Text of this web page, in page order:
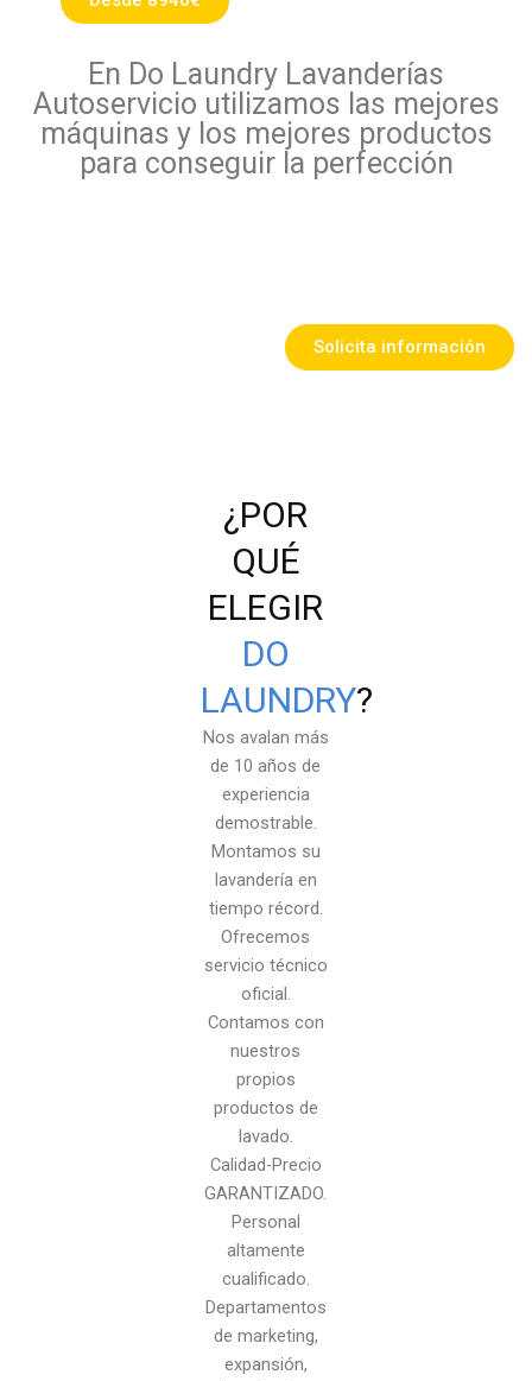
En Do Laundry Lavanderías
Autoservicio utilizamos las mejores
máquinas y los mejores productos
para conseguir la perfección
Solicita información
¿POR
QUÉ
ELEGIR
DO
LAUNDRY?
Nos avalan más
de 10 años de
experiencia
demostrable.
Montamos su
lavandería en
tiempo récord.
Ofrecemos
servicio técnico
oficial.
Contamos con
nuestros
propios
productos de
lavado.
Calidad-Precio
GARANTIZADO.
Personal
altamente
cualificado.
Departamentos
de marketing,
expansión,